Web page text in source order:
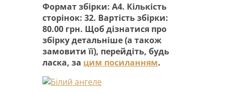
Формат збірки: А4. Кількість
сторінок: 32. Вартість збірки:
80.00 грн. Щоб дізнатися про
збірку детальніше (а також
замовити її), перейдіть, будь
ласка, за цим посиланням.